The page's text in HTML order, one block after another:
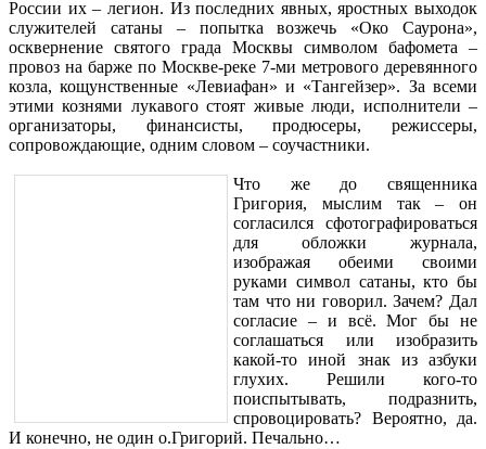
России их – легион. Из последних явных, яростных выходок
служителей сатаны – попытка возжечь «Око Саурона»,
осквернение святого града Москвы символом бафомета –
провоз на барже по Москве-реке 7-ми метрового деревянного
козла, кощунственные «Левиафан» и «Тангейзер». За всеми
этими кознями лукавого стоят живые люди, исполнители –
организаторы, финансисты, продюсеры, режиссеры,
сопровождающие, одним словом – соучастники.
Что же до священника
Григория, мыслим так – он
согласился сфотографироваться
для обложки журнала,
изображая обеими своими
руками символ сатаны, кто бы
там что ни говорил. Зачем? Дал
согласие – и всё. Мог бы не
соглашаться или изобразить
какой-то иной знак из азбуки
глухих. Решили кого-то
поиспытывать, подразнить,
спровоцировать? Вероятно, да.
И конечно, не один о.Григорий. Печально…